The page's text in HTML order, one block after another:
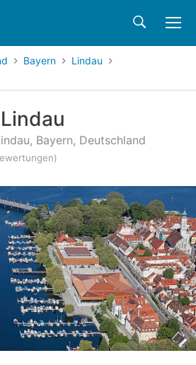
Bayern
Lindau
Bayern, Deutschland
auf